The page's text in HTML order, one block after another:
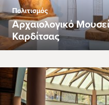
Πολιτισμός
Αρχαιολογικό
Καρδίτσας